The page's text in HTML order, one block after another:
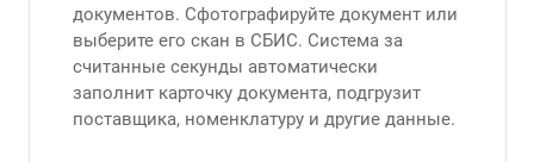
документов. Сфотографируйте документ или
выберите его скан в СБИС. Система за
считанные секунды автоматически
заполнит карточку документа, подгрузит
поставщика, номенклатуру и другие данные.